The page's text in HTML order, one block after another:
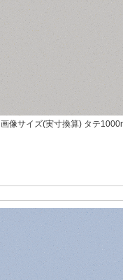
画像サイズ(実寸換算) タテ